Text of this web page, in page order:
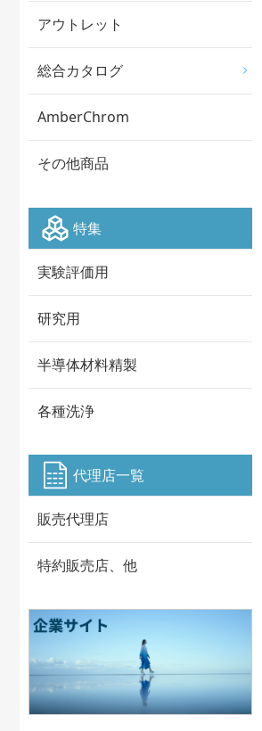
アウトレット
総合カタログ
AmberChrom
その他商品
特集
実験評価用
研究用
半導体材料精製
各種洗浄
代理店一覧
販売代理店
特約販売店、他